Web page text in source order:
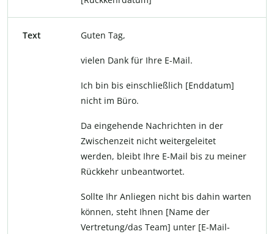
Text Guten Tag,
vielen Dank für Ihre E-Mail.
Ich bin bis einschließlich [Enddatum]
nicht im Büro.
Da eingehende Nachrichten in der
Zwischenzeit nicht weitergeleitet
werden, bleibt Ihre E-Mail bis zu meiner
Rückkehr unbeantwortet.
Sollte Ihr Anliegen nicht bis dahin warten
können, steht Ihnen [Name der
Vertretung/das Team] unter [E-Mail-